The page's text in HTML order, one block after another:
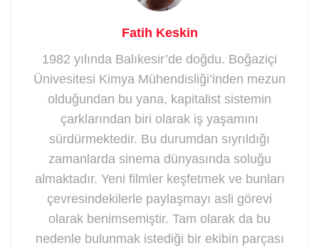
Fatih Keskin
1982 yılında Balıkesir’de doğdu. Boğaziçi
Ünivesitesi Kimya Mühendisliği’inden mezun
olduğundan bu yana, kapitalist sistemin
çarklarından biri olarak iş yaşamını
sürdürmektedir. Bu durumdan sıyrıldığı
zamanlarda sinema dünyasında soluğu
almaktadır. Yeni filmler keşfetmek ve bunları
çevresindekilerle paylaşmayı asli görevi
olarak benimsemiştir. Tam olarak da bu
nedenle bulunmak istediği bir ekibin parçası